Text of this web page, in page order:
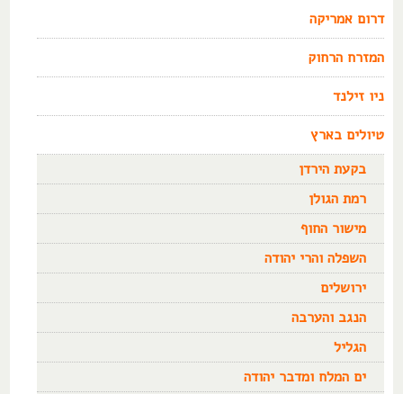
דרום אמריקה
המזרח הרחוק
ניו זילנד
טיולים בארץ
בקעת הירדן
רמת הגולן
מישור החוף
השפלה והרי יהודה
ירושלים
הנגב והערבה
הגליל
ים המלח ומדבר יהודה